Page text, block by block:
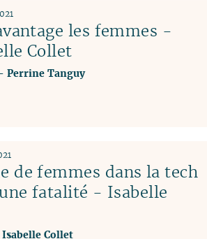
les femmes -
Collet
Perrine Tanguy
de femmes dans la tech
fatalité - Isabelle
Isabelle Collet